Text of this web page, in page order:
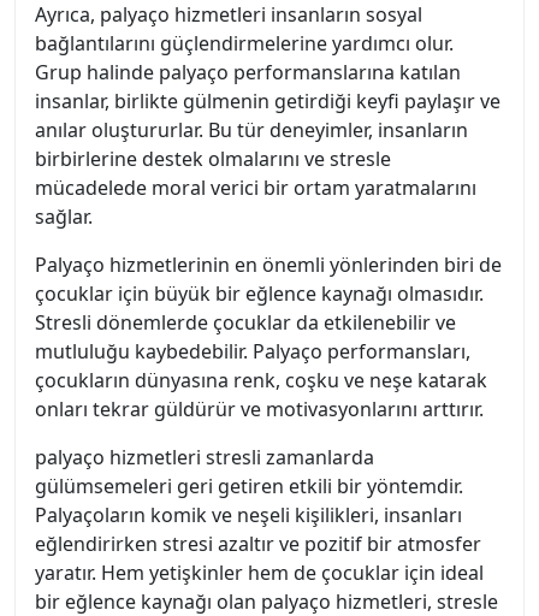
Ayrıca, palyaço hizmetleri insanların sosyal
bağlantılarını güçlendirmelerine yardımcı olur.
Grup halinde palyaço performanslarına katılan
insanlar, birlikte gülmenin getirdiği keyfi paylaşır ve
anılar oluştururlar. Bu tür deneyimler, insanların
birbirlerine destek olmalarını ve stresle
mücadelede moral verici bir ortam yaratmalarını
sağlar.
Palyaço hizmetlerinin en önemli yönlerinden biri de
çocuklar için büyük bir eğlence kaynağı olmasıdır.
Stresli dönemlerde çocuklar da etkilenebilir ve
mutluluğu kaybedebilir. Palyaço performansları,
çocukların dünyasına renk, coşku ve neşe katarak
onları tekrar güldürür ve motivasyonlarını arttırır.
palyaço hizmetleri stresli zamanlarda
gülümsemeleri geri getiren etkili bir yöntemdir.
Palyaçoların komik ve neşeli kişilikleri, insanları
eğlendirirken stresi azaltır ve pozitif bir atmosfer
yaratır. Hem yetişkinler hem de çocuklar için ideal
bir eğlence kaynağı olan palyaço hizmetleri, stresle